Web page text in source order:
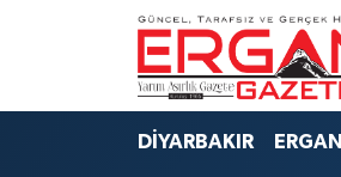
DİYARBAKIR ERGANİ
DİYARBAKIR
BAĞLAR
ERGANİ
Ergani Nöbetçi Eczaneler
Ergani Hava Durumu